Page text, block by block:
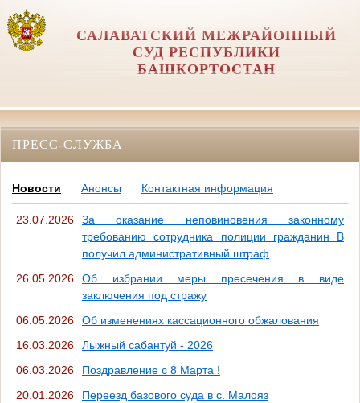
САЛАВАТСКИЙ МЕЖРАЙОННЫЙ
СУД РЕСПУБЛИКИ
БАШКОРТОСТАН
ПРЕСС-СЛУЖБА
Новости Анонсы Контактная информация
23.07.2026
За оказание неповиновения законному
требованию сотрудника полиции гражданин В
получил административный штраф
26.05.2026
Об избрании меры пресечения в виде
заключения под стражу
06.05.2026
Об изменениях кассационного обжалования
16.03.2026
Лыжный сабантуй - 2026
06.03.2026
Поздравление с 8 Марта !
20.01.2026
Переезд базового суда в с. Малояз